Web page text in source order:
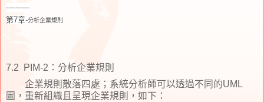
----------
第7章-分析企業規則
7.2 PIM-2 ：分析企業規則
企業規則散落四處；系統分析師可以透過不同的UML
圖，重新組織且呈現企業規則，如下：